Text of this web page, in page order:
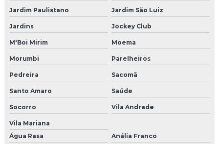
Modernização técnica de elevador em são paulo
Orçamento para manutenção em elevadores
Preço de modernização de elevadores
Reforma de cabine elevador
Reforma elevador condomínio
Reforma de elevadores
Jardim Paulistano Jardim São Luiz
Jardins Jockey Club
M'Boi Mirim Moema
Morumbi Parelheiros
Pedreira Sacomã
Santo Amaro Saúde
Socorro Vila Andrade
Vila Mariana
Água Rasa
Anália Franco